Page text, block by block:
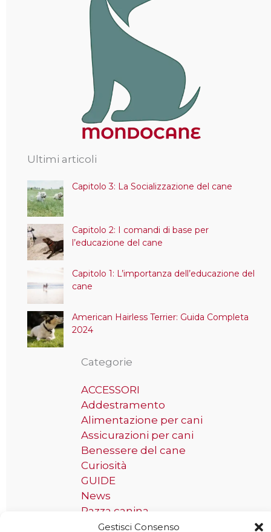
Gestisci Consenso
Ultimi articoli
Capitolo 3: La Socializzazione del cane
Capitolo 2: I comandi di base per
l’educazione del cane
Capitolo 1: L’importanza dell’educazione del
cane
American Hairless Terrier: Guida Completa
2024
Categorie
ACCESSORI
Addestramento
Alimentazione per cani
Assicurazioni per cani
Benessere del cane
Curiosità
GUIDE
News
Razza canina